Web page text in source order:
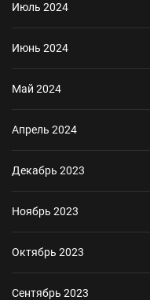
Июль 2024
Июнь 2024
Май 2024
Апрель 2024
Декабрь 2023
Ноябрь 2023
Октябрь 2023
Сентябрь 2023